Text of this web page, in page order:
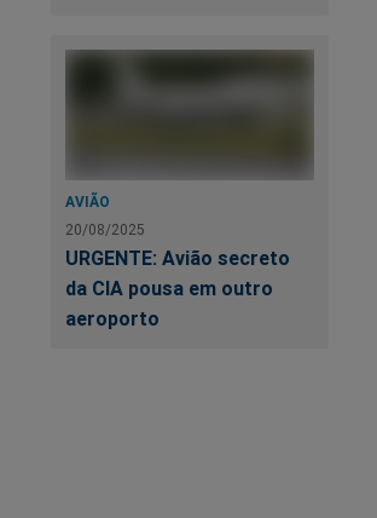
AVIÃO
20/08/2025
URGENTE: Avião secreto
da CIA pousa em outro
aeroporto